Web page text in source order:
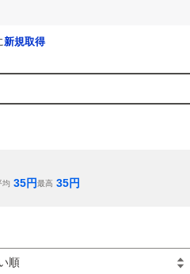
新規取得
均 35円最高 35円
順